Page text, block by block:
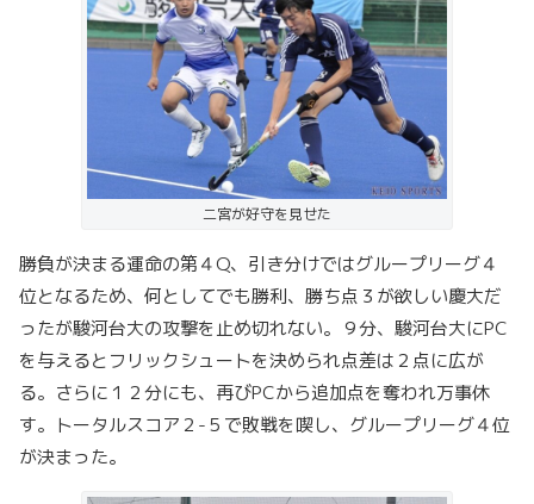
二宮が好守を見せた
勝負が決まる運命の第４Q、引き分けではグループリーグ４
位となるため、何としてでも勝利、勝ち点３が欲しい慶大だ
ったが駿河台大の攻撃を止め切れない。９分、駿河台大にPC
を与えるとフリックシュートを決められ点差は２点に広が
る。さらに１２分にも、再びPCから追加点を奪われ万事休
す。トータルスコア２-５で敗戦を喫し、グループリーグ４位
が決まった。